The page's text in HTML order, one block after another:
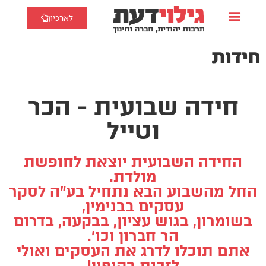
לארכיון
חידות
חידה שבועית - הכר
וטייל
החידה השבועית יוצאת לחופשת
מולדת.
החל מהשבוע הבא נתחיל בע״ה לסקר
עסקים בבנימין,
בשומרון, בגוש עציון, בבקעה, בדרום
הר חברון וכו׳.
אתם תוכלו לדרג את העסקים ואולי